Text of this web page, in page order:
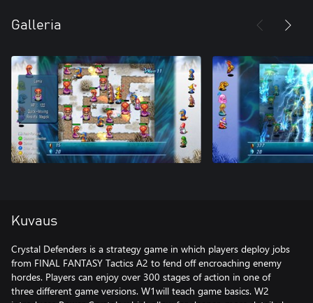
Galleria
Kuvaus
Crystal Defenders is a strategy game in which players deploy jobs
from FINAL FANTASY Tactics A2 to fend off encroaching enemy
hordes. Players can enjoy over 300 stages of action in one of
three different game versions. W1will teach game basics. W2